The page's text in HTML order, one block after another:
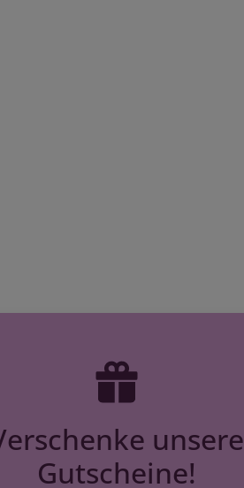
unsere
Gutscheine!